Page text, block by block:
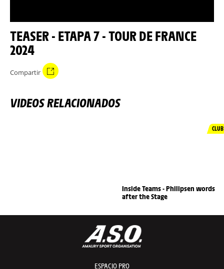
TEASER - ETAPA 7 - TOUR DE FRANCE
2024
Compartir
VIDEOS RELACIONADOS
CLUB
Inside Teams - Philipsen words
after the Stage
ESPACIO PRO